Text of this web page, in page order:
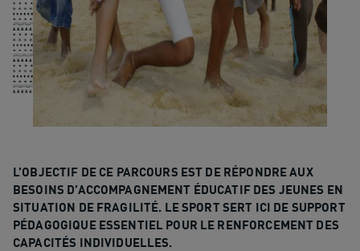
L’OBJECTIF DE CE PARCOURS EST DE RÉPONDRE AUX
BESOINS D’ACCOMPAGNEMENT ÉDUCATIF DES JEUNES EN
SITUATION DE FRAGILITÉ. LE SPORT SERT ICI DE SUPPORT
PÉDAGOGIQUE ESSENTIEL POUR LE RENFORCEMENT DES
CAPACITÉS INDIVIDUELLES.